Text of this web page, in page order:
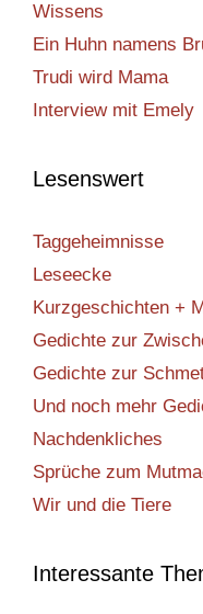
Wissens
Ein Huhn namens
Trudi wird Mama
Interview mit Emely
Lesenswert
Taggeheimnisse
Leseecke
Kurzgeschichten +
Gedichte zur
Gedichte zur
Und noch mehr
Nachdenkliches
Sprüche zum
Wir und die Tiere
Interessante